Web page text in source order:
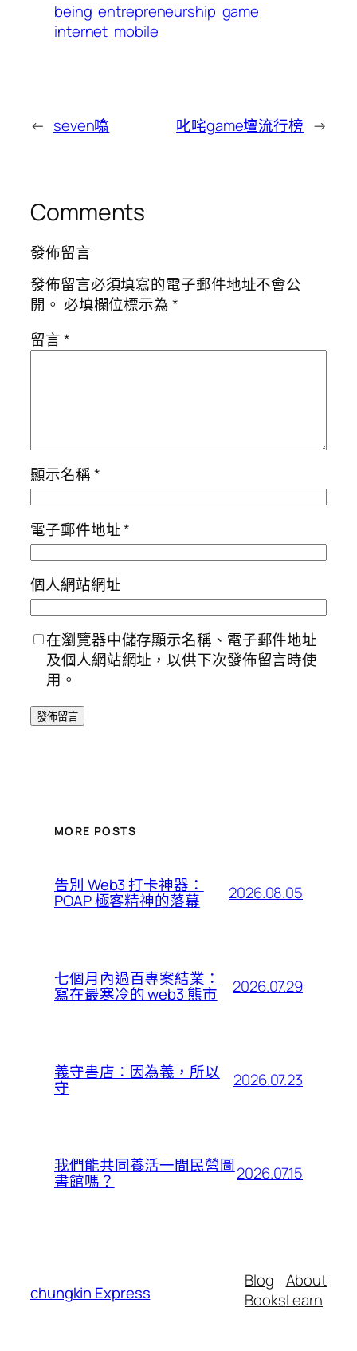
being entrepreneurship game
internet mobile
← seven噏 叱咤game壇流行榜 →
Comments
發佈留言
發佈留言必須填寫的電子郵件地址不會公
開。 必填欄位標示為*
留言*
顯示名稱*
電子郵件地址*
個人網站網址
在瀏覽器中儲存顯示名稱、電子郵件地址
及個人網站網址，以供下次發佈留言時使
用。
MORE POSTS
告別 Web3 打卡神器：
POAP 極客精神的落幕 2026.08.05
七個月內過百專案結業：
寫在最寒冷的 web3 熊市 2026.07.29
義守書店：因為義，所以
守 2026.07.23
我們能共同養活一間民營圖
書館嗎？ 2026.07.15
chungkin Express
Blog
Books
About
Learn